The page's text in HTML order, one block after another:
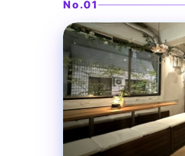
No.01
渋谷 貸切パーティー